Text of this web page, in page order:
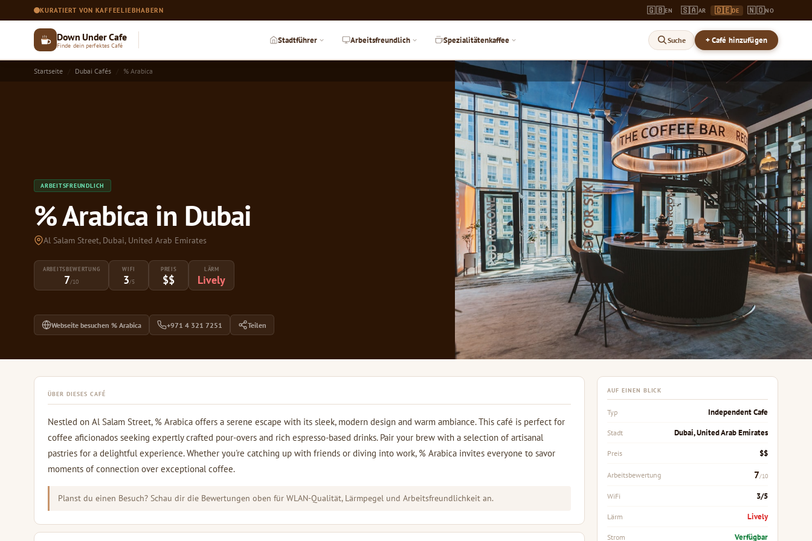
KURATIERT VON KAFFEELIEBHABERN 🇬🇧EN 🇸🇦AR 🇩🇪DE 🇳🇴NO
Down Under Cafe
Finde dein perfektes Café Stadtführer Arbeitsfreundlich Spezialitätenkaffee Suche + Café hinzufügen
Startseite Dubai Cafés % Arabica
ARBEITSFREUNDLICH
% Arabica in Dubai
Al Salam Street, Dubai, United Arab Emirates
ARBEITSBEWERTUNG
7/10
WIFI
3/5
PREIS
$$
LÄRM
Lively
Webseite besuchen % Arabica +971 4 321 7251 Teilen
ÜBER DIESES CAFÉ
Nestled on Al Salam Street, % Arabica offers a serene escape with its sleek, modern design and warm ambiance. This café is perfect for
coffee aficionados seeking expertly crafted pour-overs and rich espresso-based drinks. Pair your brew with a selection of artisanal
pastries for a delightful experience. Whether you're catching up with friends or diving into work, % Arabica invites everyone to savor
moments of connection over exceptional coffee.
Planst du einen Besuch? Schau dir die Bewertungen oben für WLAN-Qualität, Lärmpegel und Arbeitsfreundlichkeit an.
AUF EINEN BLICK
Typ Independent Cafe
Stadt Dubai, United Arab Emirates
Preis $$
Arbeitsbewertung 7/10
WiFi 3/5
Lärm Lively
Strom Verfügbar